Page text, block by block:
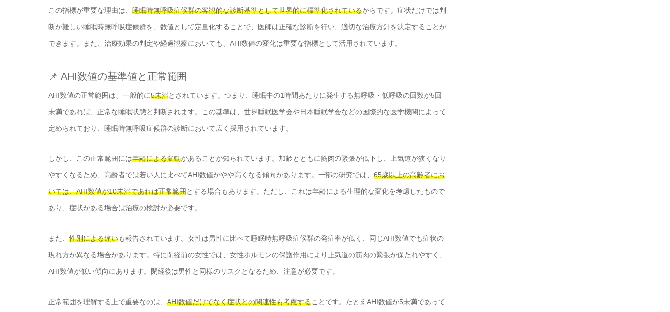
この指標が重要な理由は、 睡眠時無呼吸症候群の客観的な診断基準として世界的に標準化されているからです。症状だけでは判
断が難しい睡眠時無呼吸症候群を、数値として定量化することで、医師は正確な診断を行い、適切な治療方針を決定することが
できます。また、治療効果の判定や経過観察においても、AHI数値の変化は重要な指標として活用されています。
📌 AHI数値の基準値と正常範囲
AHI数値の正常範囲は、一般的に5未満とされています。つまり、睡眠中の1時間あたりに発生する無呼吸・低呼吸の回数が5回
未満であれば、正常な睡眠状態と判断されます。この基準は、世界睡眠医学会や日本睡眠学会などの国際的な医学機関によって
定められており、睡眠時無呼吸症候群の診断において広く採用されています。
しかし、この正常範囲には年齢による変動があることが知られています。加齢とともに筋肉の緊張が低下し、上気道が狭くなり
やすくなるため、高齢者では若い人に比べてAHI数値がやや高くなる傾向があります。一部の研究では、 65歳以上の高齢者にお
いては、AHI数値が10未満であれば正常範囲とする場合もあります。ただし、これは年齢による生理的な変化を考慮したもので
あり、症状がある場合は治療の検討が必要です。
また、性別による違いも報告されています。女性は男性に比べて睡眠時無呼吸症候群の発症率が低く、同じAHI数値でも症状の
現れ方が異なる場合があります。特に閉経前の女性では、女性ホルモンの保護作用により上気道の筋肉の緊張が保たれやすく、
AHI数値が低い傾向にあります。閉経後は男性と同様のリスクとなるため、注意が必要です。
正常範囲を理解する上で重要なのは、 AHI数値だけでなく症状との関連性も考慮することです。たとえAHI数値が5未満であって